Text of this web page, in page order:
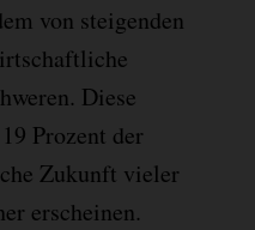
von steigenden
Diese
Prozent der
Zukunft vieler
erscheinen.